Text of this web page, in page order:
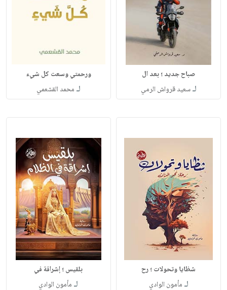
صباح جديد ؛ بعد ال
لـسعيد قرواش الرمي
ورحمتي وسعت كل شيء
لـ محمد القشعمي
شظايا وتحولات ؛ رح
لـ مأمون الوادي
بلقيس ؛ إشراقة في
لـ مأمون الوادي